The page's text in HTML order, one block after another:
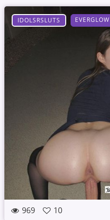
IDOLSRSLUTS EVERGLOW
969 10